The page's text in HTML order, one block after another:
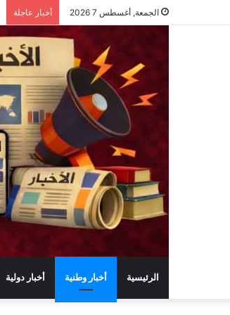
الجمعة, أغسطس 7 2026 أخبار عاجلة
الرئيسية أخبار وطنية أخبار دولية